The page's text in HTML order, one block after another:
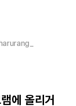
에 올리거